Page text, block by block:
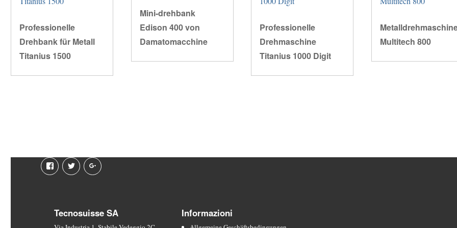
Professionelle
Drehbank für Metall
Titanius 1500
Mini-drehbank
Edison 400 von
Damatomacchine
Professionelle
Drehmaschine
Titanius 1000 Digit
Multitech 800
FacebookTwitterGoogle
Tecnosuisse SA Informazioni